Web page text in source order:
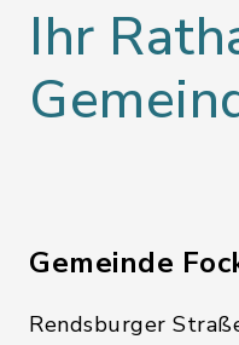
Ihr
Gemeinde
Rendsburger